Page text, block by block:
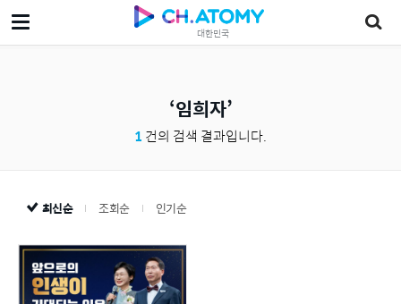
대한민국
임희자
1 건의 검색 결과입니다.
최신순 조회순 인기순